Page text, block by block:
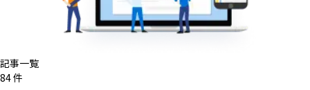
記事一覧
84件